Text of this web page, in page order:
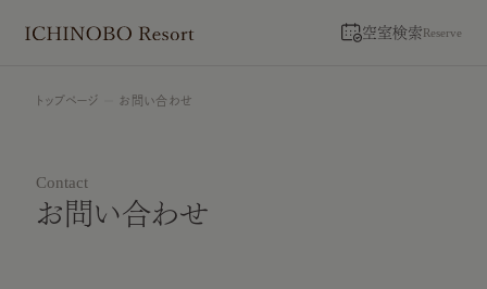
空室検索 Reserve
トップページ お問い合わせ
Contact
お問い合わせ